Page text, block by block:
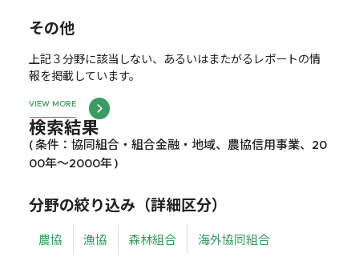
その他
上記３分野に該当しない、あるいはまたがるレポートの情
報を掲載しています。
VIEW MORE
検索結果
( 条件：協同組合・組合金融・地域、農協信用事業、20
00年～2000年 )
分野の絞り込み（詳細区分）
農協 漁協 森林組合 海外協同組合